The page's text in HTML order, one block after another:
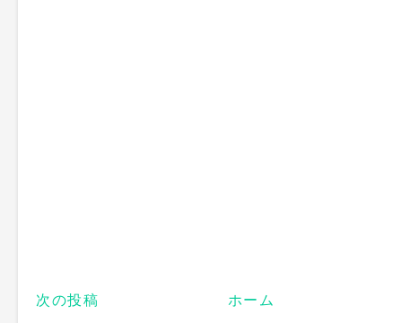
次の投稿 ホーム